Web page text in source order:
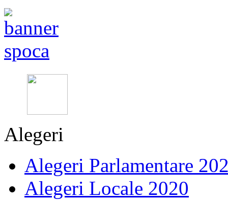
Alegeri
Alegeri Parlamentare
Alegeri Locale 2020